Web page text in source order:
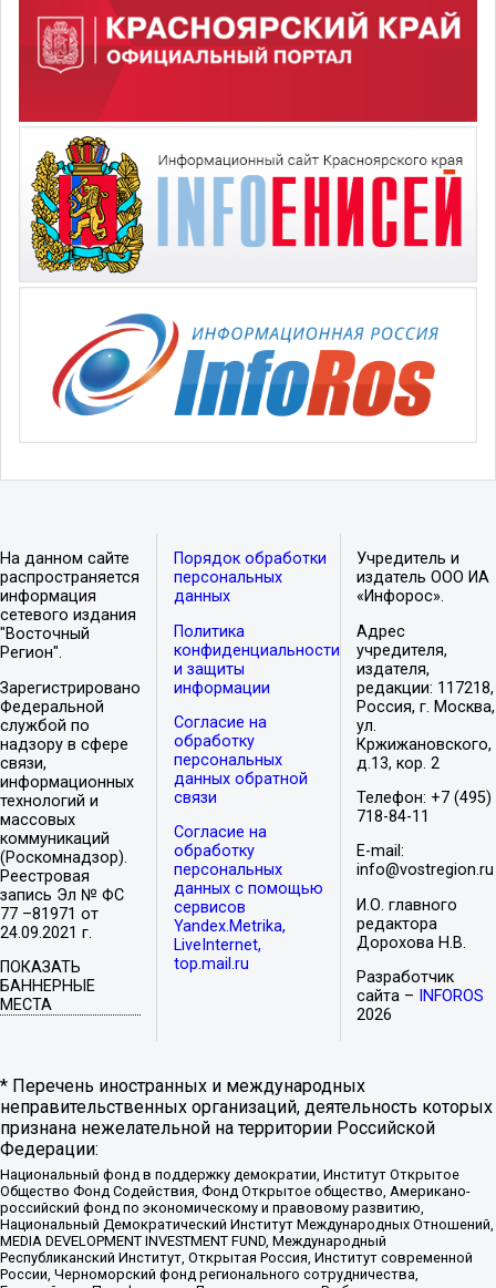
На данном сайте
распространяется
информация
сетевого издания
"Восточный
Регион".
Зарегистрировано
Федеральной
службой по
надзору в сфере
связи,
информационных
технологий и
массовых
коммуникаций
(Роскомнадзор).
Реестровая
запись Эл № ФС
77 –81971 от
24.09.2021 г.
ПОКАЗАТЬ
БАННЕРНЫЕ
МЕСТА
Порядок обработки
персональных
данных
Политика
конфиденциальности
и защиты
информации
Согласие на
обработку
персональных
данных обратной
связи
Согласие на
обработку
персональных
данных с помощью
сервисов
Yandex.Metrika,
LiveInternet,
top.mail.ru
Учредитель и
издатель ООО ИА
«Инфорос».
Адрес
учредителя,
издателя,
редакции: 117218,
Россия, г. Москва,
ул.
Кржижановского,
д.13, кор. 2
Телефон: +7 (495)
718-84-11
E-mail:
info@vostregion.ru
И.О. главного
редактора
Дорохова Н.В.
Разработчик
сайта –
INFOROS
2026
* Перечень иностранных и международных
неправительственных организаций, деятельность которых
признана нежелательной на территории Российской
Федерации:
Национальный фонд в поддержку демократии, Институт Открытое
Общество Фонд Содействия, Фонд Открытое общество, Американо-
российский фонд по экономическому и правовому развитию,
Национальный Демократический Институт Международных Отношений,
MEDIA DEVELOPMENT INVESTMENT FUND, Международный
Республиканский Институт, Открытая Россия, Институт современной
России, Черноморский фонд регионального сотрудничества,